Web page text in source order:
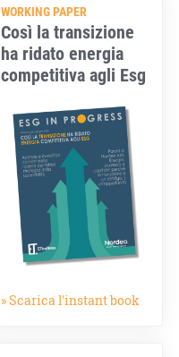
WORKING PAPER
Così la transizione
ha ridato energia
competitiva agli Esg
» Scarica l'instant book